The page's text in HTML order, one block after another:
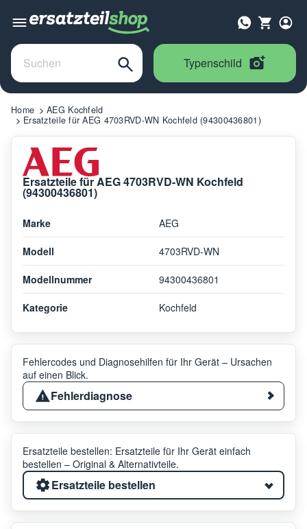
Typenschild
Home
AEG Kochfeld
Ersatzteile für AEG 4703RVD-WN Kochfeld (94300436801)
Ersatzteile für AEG 4703RVD-WN Kochfeld
(94300436801)
Marke AEG
Modell 4703RVD-WN
Modellnummer 94300436801
Kategorie Kochfeld
Fehlercodes und Diagnosehilfen für Ihr Gerät – Ursachen
auf einen Blick.
Fehlerdiagnose
Ersatzteile bestellen: Ersatzteile für Ihr Gerät einfach
bestellen – Original & Alternativteile.
Ersatzteile bestellen